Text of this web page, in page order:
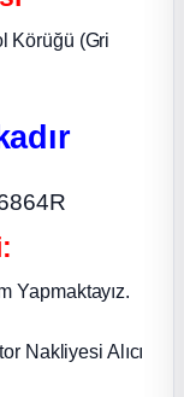
Körüğü (Gri
Yapmaktayız.
Nakliyesi Alıcı